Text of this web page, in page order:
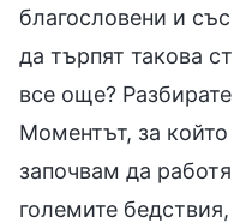
благословени и
да търпят такова
все още?
Моментът, за който
започвам да
големите